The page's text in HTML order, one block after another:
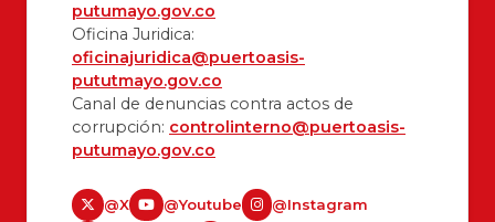
putumayo.gov.co
Oficina Juridica:
oficinajuridica@puertoasis-
pututmayo.gov.co
Canal de denuncias contra actos de
corrupción: controlinterno@puertoasis-
putumayo.gov.co
@X @Youtube
@Instagram